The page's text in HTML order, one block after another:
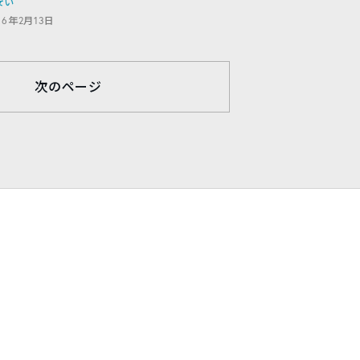
年2月13日
次のページ